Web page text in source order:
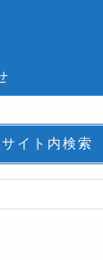
サイト内検索